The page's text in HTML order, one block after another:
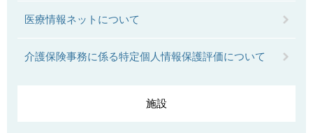
医療情報ネットについて
介護保険事務に係る特定個人情報保護評価について
施設